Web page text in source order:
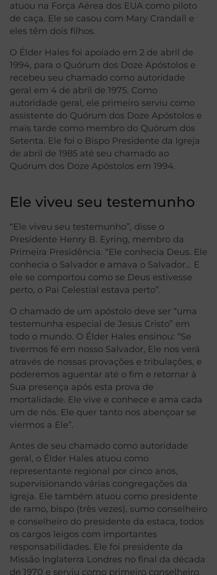
atuou na Força Aérea dos EUA como piloto
de caça. Ele se casou com Mary Crandall e
eles têm dois filhos.
O Élder Hales foi apoiado em 2 de abril de
1994, para o Quórum dos Doze Apóstolos e
recebeu seu chamado como autoridade
geral em 4 de abril de 1975. Como
autoridade geral, ele primeiro serviu como
assistente do Quórum dos Doze Apóstolos e
mais tarde como membro do Quórum dos
Setenta. Ele foi o Bispo Presidente da Igreja
de abril de 1985 até seu chamado ao
Quórum dos Doze Apóstolos em 1994.
Ele viveu seu testemunho
“Ele viveu seu testemunho”, disse o
Presidente Henry B. Eyring, membro da
Primeira Presidência. “Ele conhecia Deus. Ele
conhecia o Salvador e amava o Salvador… E
ele se comportou como se Deus estivesse
perto, o Pai Celestial estava perto”.
O chamado de um apóstolo deve ser “uma
testemunha especial de Jesus Cristo” em
todo o mundo. O Élder Hales ensinou: “Se
tivermos fé em nosso Salvador, Ele nos verá
através de nossas provações e tribulações, e
poderemos aguentar até o fim e retornar à
Sua presença após esta prova de
mortalidade. Ele vive e conhece e ama cada
um de nós. Ele quer tanto nos abençoar se
viermos a Ele”.
Antes de seu chamado como autoridade
geral, o Élder Hales atuou como
representante regional por cinco anos,
supervisionando várias congregações da
Igreja. Ele também atuou como presidente
de ramo, bispo (três vezes), sumo conselheiro
e conselheiro do presidente da estaca, todos
os cargos leigos com importantes
responsabilidades. Ele foi presidente da
Missão Inglaterra Londres no final da década
de 1970 e serviu como primeiro conselheiro